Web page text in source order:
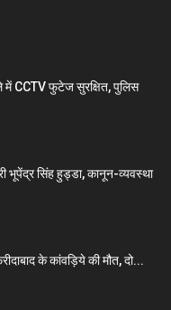
में CCTV फुटेज सुरक्षित, पुलिस
भूपेंद्र सिंह हुड्डा, कानून-व्यवस्था
के कांवड़िये की मौत, दो...